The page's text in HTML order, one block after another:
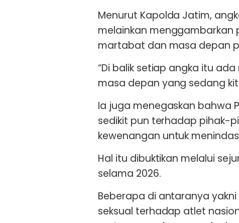
Menurut Kapolda Jatim,
melainkan
martabat dan masa depan
“Di balik setiap angka itu
masa depan yang sedang
Ia juga menegaskan bahwa
sedikit pun terhadap pihak-
kewenangan untuk
Hal itu dibuktikan melalui
selama 2026.
Beberapa di antaranya
seksual terhadap atlet